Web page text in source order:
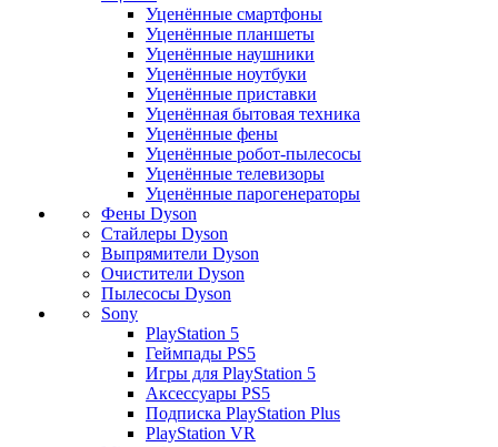
Уценённые смартфоны
Уценённые планшеты
Уценённые наушники
Уценённые ноутбуки
Уценённые приставки
Уценённая бытовая техника
Уценённые фены
Уценённые робот-пылесосы
Уценённые телевизоры
Уценённые парогенераторы
Фены Dyson
Стайлеры Dyson
Выпрямители Dyson
Очистители Dyson
Пылесосы Dyson
Sony
PlayStation 5
Геймпады PS5
Игры для PlayStation 5
Аксессуары PS5
Подписка PlayStation Plus
PlayStation VR